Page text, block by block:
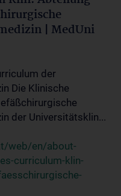
| MedUni
der
Die Klinische
der Universitätsklin...
web/en/about-
curriculum-klin-